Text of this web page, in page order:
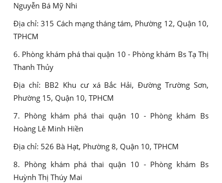
Nguyễn Bá Mỹ Nhi
Địa chỉ: 315 Cách mạng tháng tám, Phường 12, Quận 10,
TPHCM
6. Phòng khám phá thai quận 10 - Phòng khám Bs Tạ Thị
Thanh Thủy
Địa chỉ: BB2 Khu cư xá Bắc Hải, Đường Trường Sơn,
Phường 15, Quận 10, TPHCM
7. Phòng khám phá thai quận 10 - Phòng khám Bs
Hoàng Lê Minh Hiền
Địa chỉ: 526 Bà Hạt, Phường 8, Quận 10, TPHCM
8. Phòng khám phá thai quận 10 - Phòng khám Bs
Huỳnh Thị Thúy Mai